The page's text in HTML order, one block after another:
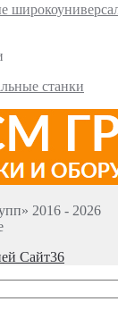
станки
2016 - 2026
Сайт36